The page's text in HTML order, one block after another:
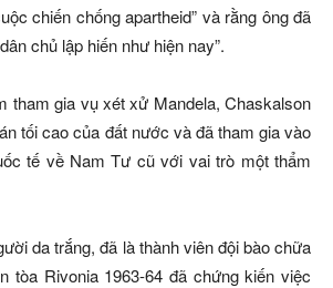
chiến chống apartheid” và rằng ông đã
chủ lập hiến như hiện nay”.
tham gia vụ xét xử Mandela, Chaskalson
tối cao của đất nước và đã tham gia vào
tế về Nam Tư cũ với vai trò một thẩm
da trắng, đã là thành viên đội bào chữa
tòa Rivonia 1963-64 đã chứng kiến việc